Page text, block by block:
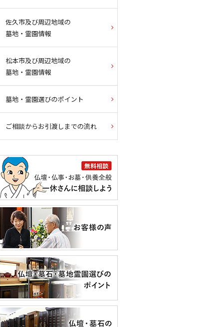
佐久市及び周辺地域の
墓地・霊園情報
松本市及び周辺地域の
墓地・霊園情報
墓地・霊園選びのポイント
ご相談からお引渡しまでの流れ